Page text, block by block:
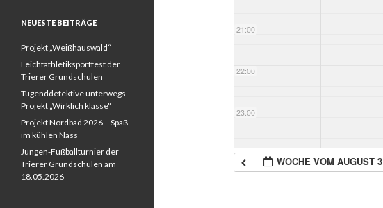
21:00
22:00
23:00
WOCHE VOM AUGUST 3
NEUESTE BEITRÄGE
Projekt „Weißhauswald“
Leichtathletiksportfest der
Trierer Grundschulen
Tugenddetektive unterwegs –
Projekt „Wirklich klasse“
Projekt Nordbad 2026 – Spaß
im kühlen Nass
Jungen-Fußballturnier der
Trierer Grundschulen am
18.05.2026